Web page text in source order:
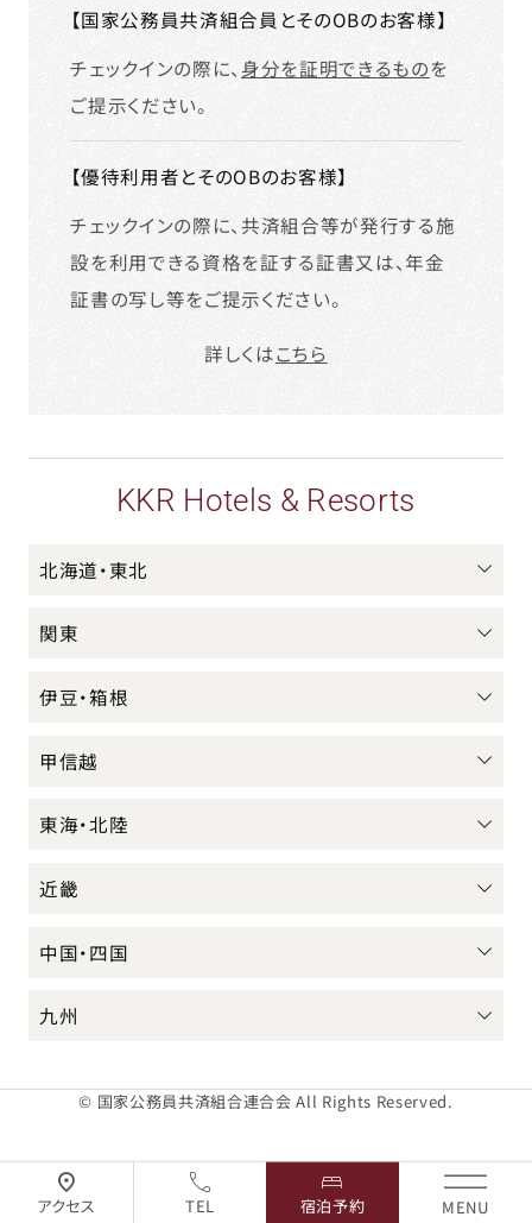
【国家公務員共済組合員とそのOBのお客様】
チェックインの際に、身分を証明できるものを
ご提示ください。
【優待利用者とそのOBのお客様】
チェックインの際に、共済組合等が発行する施
設を利用できる資格を証する証書又は、年金
証書の写し等をご提示ください。
詳しくはこちら
KKR Hotels & Resorts
北海道・東北
関東
伊豆・箱根
甲信越
東海・北陸
近畿
中国・四国
九州
© 国家公務員共済組合連合会 All Rights Reserved.
アクセス TEL 宿泊予約 MENU